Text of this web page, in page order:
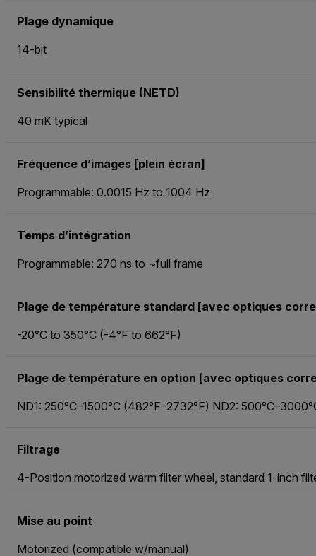
Plage dynamique
14-bit
Sensibilité thermique (NETD)
40 mK typical
Fréquence d’images [plein écran]
Programmable: 0.0015 Hz to 1004 Hz
Temps d’intégration
Programmable: 270 ns to ~full frame
Plage de température standard [avec optiques
-20°C to 350°C (-4°F to 662°F)
Plage de température en option [avec optiques
ND1: 250°C–1500°C (482°F–2732°F) ND2:
Filtrage
4-Position motorized warm filter wheel, standard 1-inch
Mise au point
Motorized (compatible w/manual)